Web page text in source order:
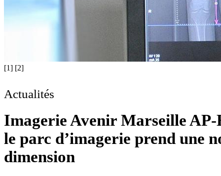
[1] [2]
Actualités
Imagerie Avenir Marseille
le parc d’imagerie prend une
dimension